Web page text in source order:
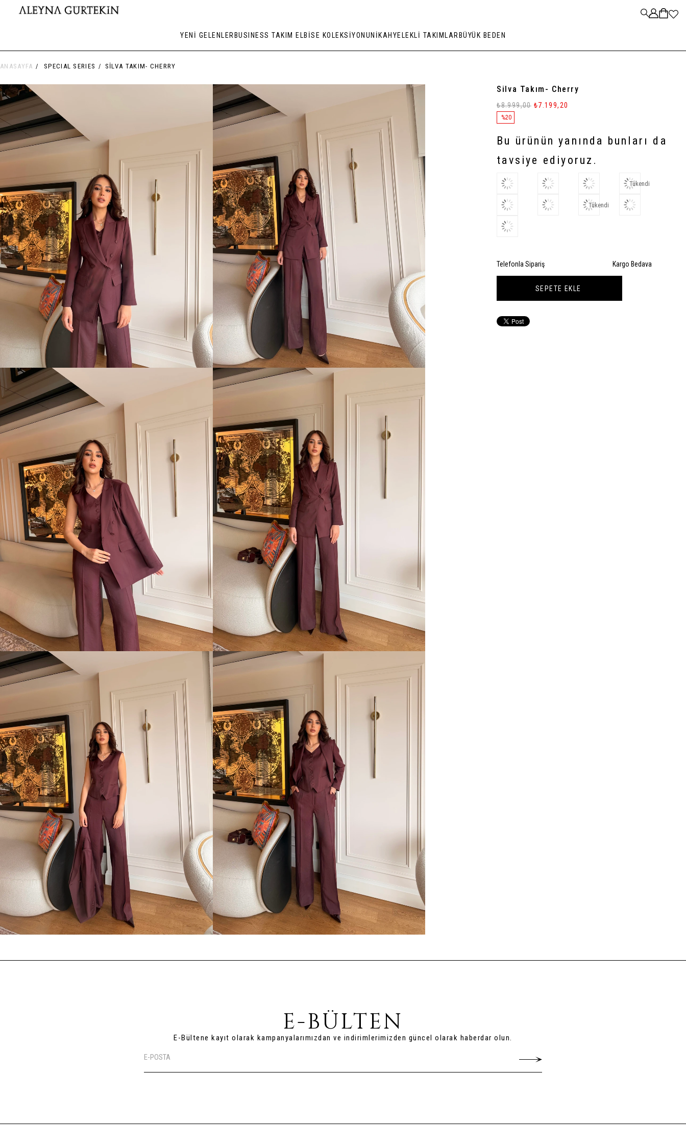
YENİ GELENLER BUSINESS TAKIM ELBİSE KOLEKSİYONU NİKAH YELEKLİ TAKIMLAR BÜYÜK BEDEN
ANASAYFA SPECIAL SERIES SILVA TAKIM- CHERRY
Silva Takım- Cherry
%20
₺8.999,00 ₺7.199,20
Bu ürünün yanında bunları da
tavsiye ediyoruz.
Tükendi
Tükendi
Telefonla Sipariş Kargo Bedava
E-BÜLTEN
E-Bültene kayıt olarak kampanyalarımızdan ve indirimlerimizden güncel olarak haberdar olun.